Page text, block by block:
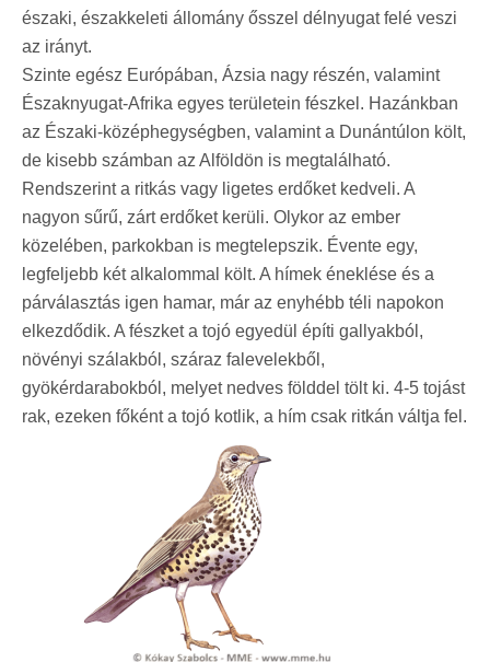
északi, északkeleti állomány ősszel délnyugat felé veszi
az irányt.
Szinte egész Európában, Ázsia nagy részén, valamint
Északnyugat-Afrika egyes területein fészkel. Hazánkban
az Északi-középhegységben, valamint a Dunántúlon költ,
de kisebb számban az Alföldön is megtalálható.
Rendszerint a ritkás vagy ligetes erdőket kedveli. A
nagyon sűrű, zárt erdőket kerüli. Olykor az ember
közelében, parkokban is megtelepszik. Évente egy,
legfeljebb két alkalommal költ. A hímek éneklése és a
párválasztás igen hamar, már az enyhébb téli napokon
elkezdődik. A fészket a tojó egyedül építi gallyakból,
növényi szálakból, száraz falevelekből,
gyökérdarabokból, melyet nedves földdel tölt ki. 4-5 tojást
rak, ezeken főként a tojó kotlik, a hím csak ritkán váltja fel.